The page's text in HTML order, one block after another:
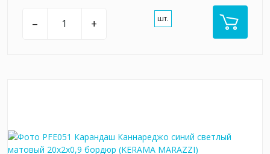
– + шт.